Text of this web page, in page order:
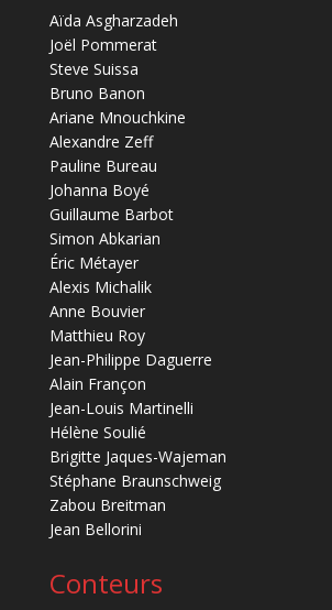
Aïda Asgharzadeh
Joël Pommerat
Steve Suissa
Bruno Banon
Ariane Mnouchkine
Alexandre Zeff
Pauline Bureau
Johanna Boyé
Guillaume Barbot
Simon Abkarian
Éric Métayer
Alexis Michalik
Anne Bouvier
Matthieu Roy
Jean-Philippe Daguerre
Alain Françon
Jean-Louis Martinelli
Hélène Soulié
Brigitte Jaques-Wajeman
Stéphane Braunschweig
Zabou Breitman
Jean Bellorini
Conteurs